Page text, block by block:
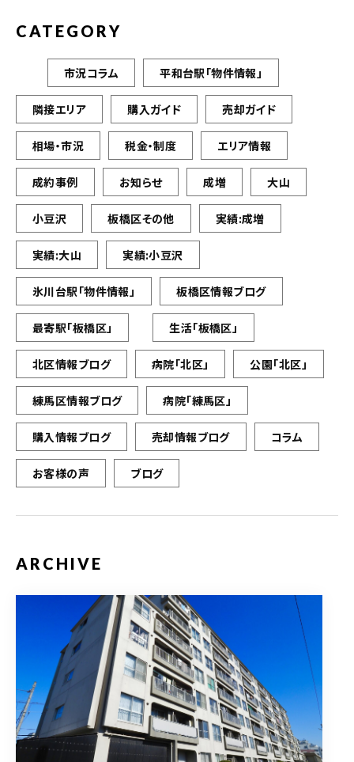
CATEGORY
市況コラム 平和台駅「物件情報」
隣接エリア 購入ガイド 売却ガイド
相場・市況 税金・制度 エリア情報
成約事例 お知らせ 成増 大山
小豆沢 板橋区その他 実績:成増
実績:大山 実績:小豆沢
氷川台駅「物件情報」 板橋区情報ブログ
最寄駅「板橋区」 生活「板橋区」
北区情報ブログ 病院「北区」 公園「北区」
練馬区情報ブログ 病院「練馬区」
購入情報ブログ 売却情報ブログ コラム
お客様の声 ブログ
ARCHIVE